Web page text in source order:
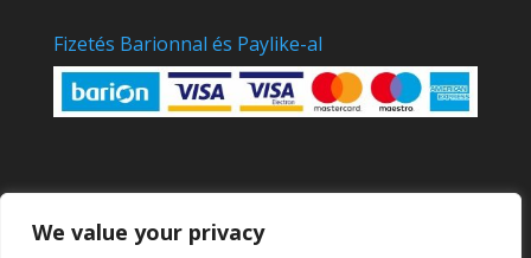
We value your privacy
Fizetés Barionnal és Paylike-al